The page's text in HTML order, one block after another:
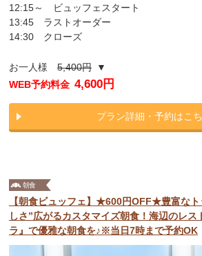
12:15～ ビュッフェスタート
13:45 ラストオーダー
14:30 クローズ
お一人様5,400円▼
WEB予約料金 4,600円
プラン詳細・予約はこ
【朝食ビュッフェ】★600円OFF★豊富なト
しさ”広がるカスタマイズ朝食！海辺のレス
ラ』で優雅な朝食を♪※当日7時まで予約OK